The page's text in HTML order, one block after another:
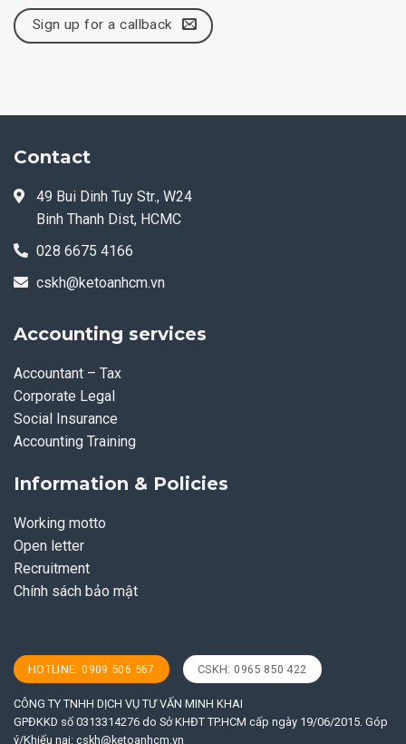
Sign up for a callback
Contact
49 Bui Dinh Tuy Str., W24
Binh Thanh Dist, HCMC
028 6675 4166
cskh@ketoanhcm.vn
Accounting services
Accountant – Tax
Corporate Legal
Social Insurance
Accounting Training
Information & Policies
Working motto
Open letter
Recruitment
Chính sách bảo mật
HOTLINE: 0909 506 567 CSKH: 0965 850 422
CÔNG TY TNHH DỊCH VỤ TƯ VẤN MINH KHAI
GPĐKKD số 0313314276 do Sở KHĐT TP.HCM cấp ngày 19/06/2015. Góp
ý/Khiếu nại: cskh@ketoanhcm.vn